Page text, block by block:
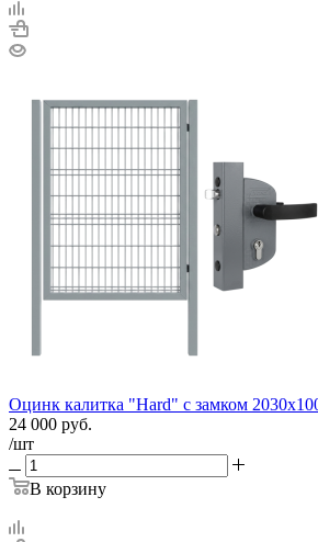
Оцинк калитка "Hard" c замком
24 000 руб.
/шт
В корзину